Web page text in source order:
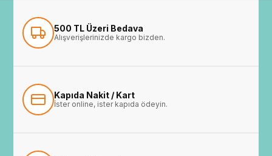
500 TL Üzeri Bedava
Alışverişlerinizde kargo bizden.
Kapıda Nakit / Kart
İster online, ister kapıda ödeyin.